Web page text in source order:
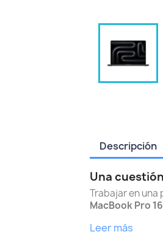
Descripción
Una
Trabajar en una
MacBook Pro
Leer más